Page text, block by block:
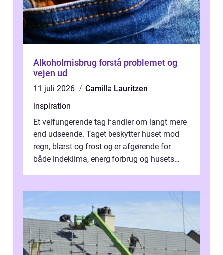
Alkoholmisbrug forstå problemet og
vejen ud
11 juli 2026
Camilla Lauritzen
inspiration
Et velfungerende tag handler om langt mere
end udseende. Taget beskytter huset mod
regn, blæst og frost og er afgørende for
både indeklima, energiforbrug og husets